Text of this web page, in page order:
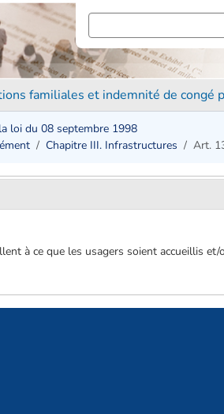
familiales et indemnité de congé
loi du 08 septembre 1998
Chapitre III. Infrastructures Art.
à ce que les usagers soient accueillis